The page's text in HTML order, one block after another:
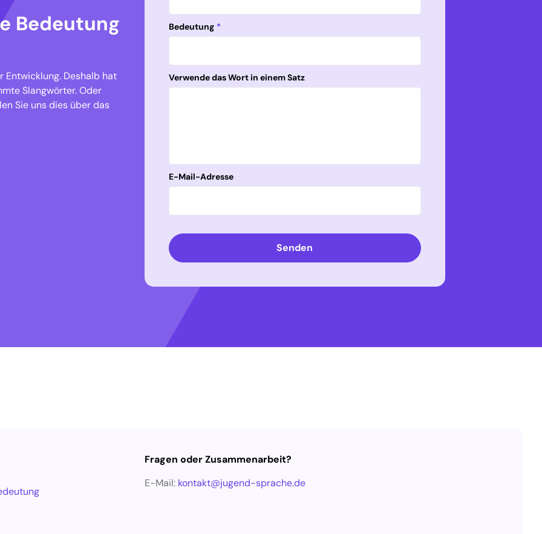
Bedeutung
Entwicklung. Deshalb hat
Slangwörter. Oder
Sie uns dies über das
Bedeutung *
Verwende das Wort in einem Satz
E-Mail-Adresse
Senden
Fragen oder Zusammenarbeit?
E-Mail: kontakt@jugend-sprache.de